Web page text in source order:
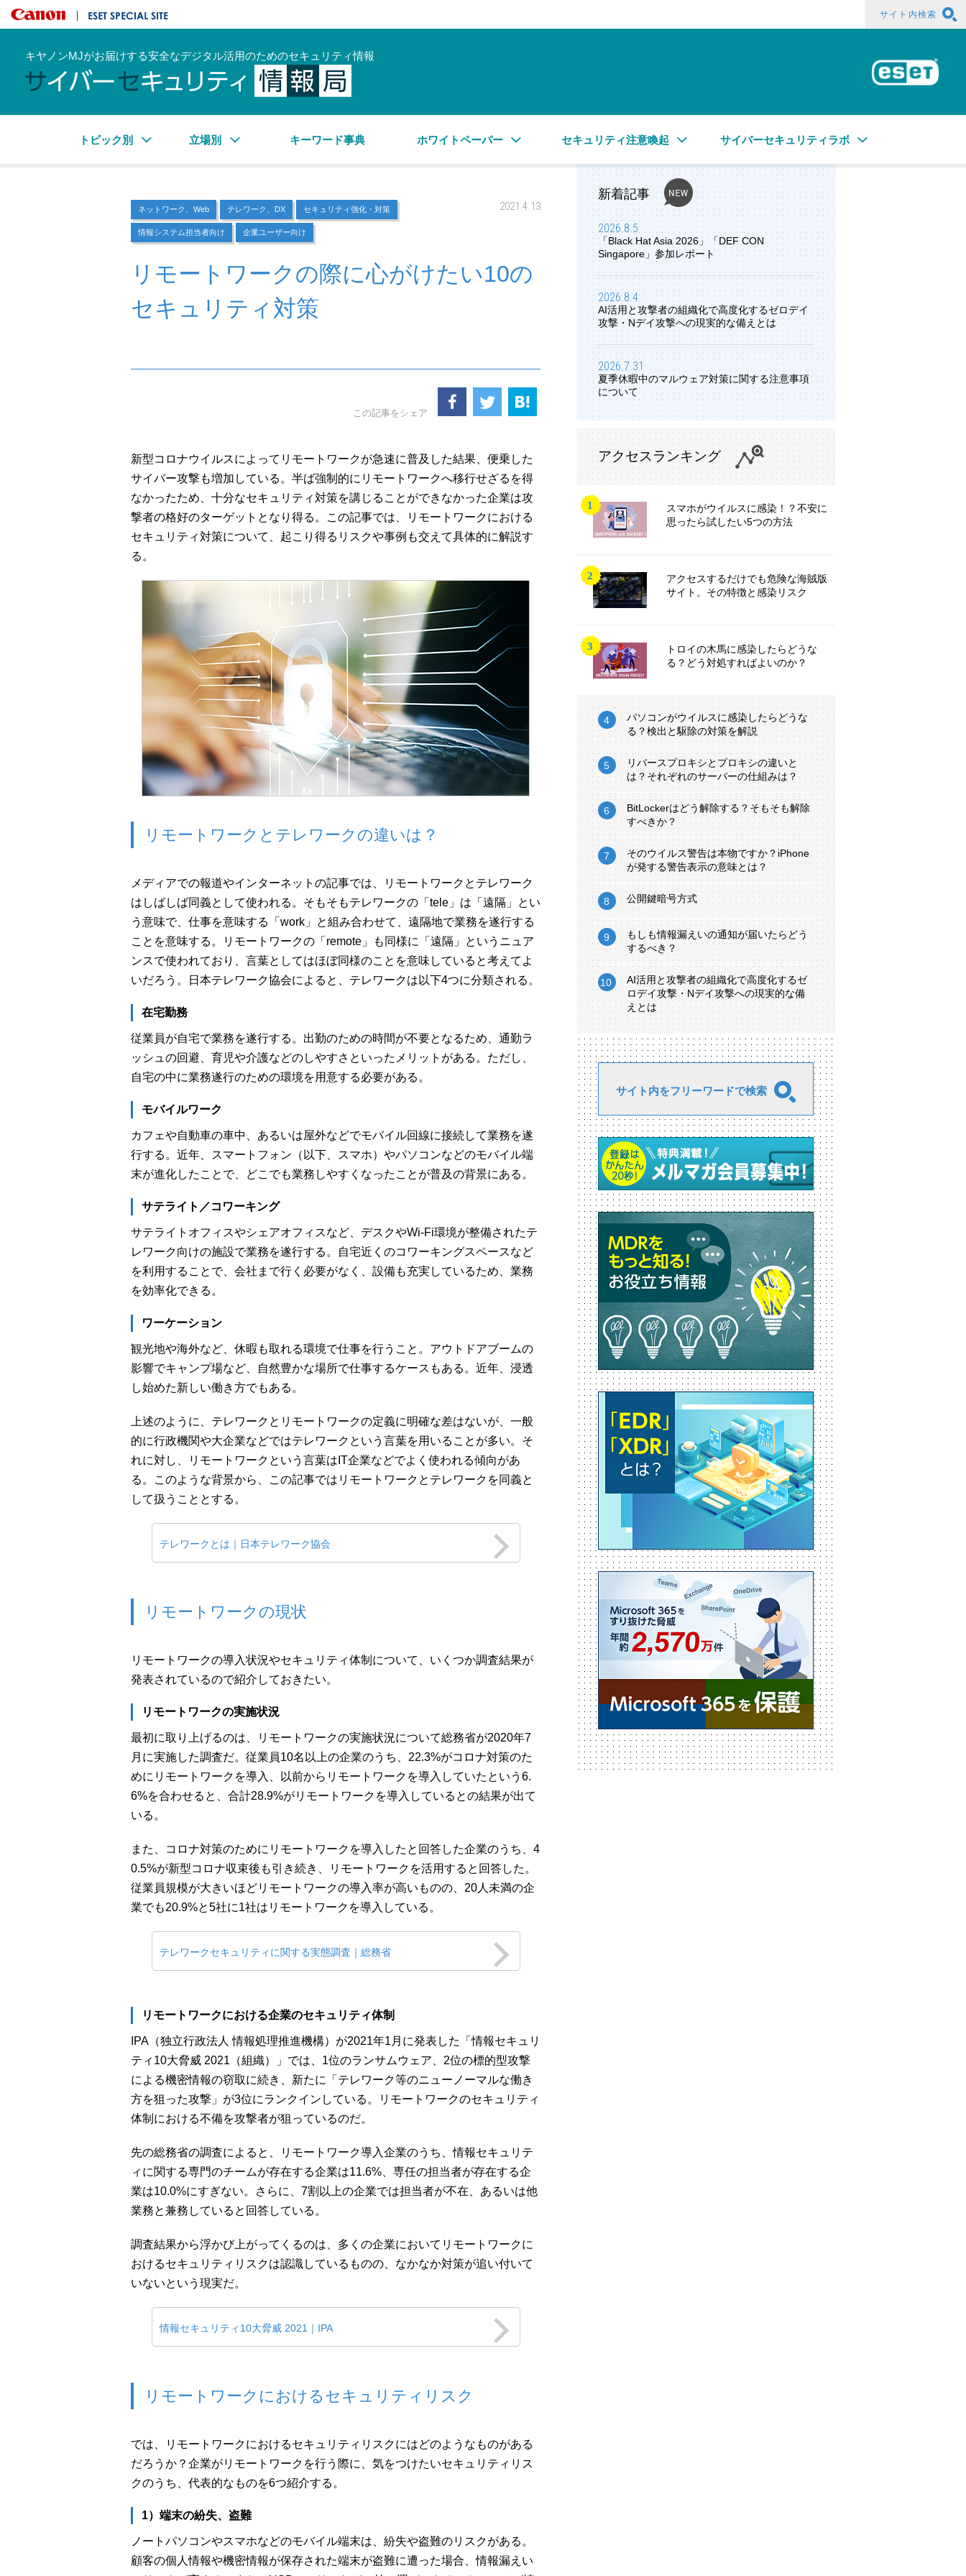
キヤノンマーケティングジャパン株式会社 サイト内検索
キヤノンMJがお届けする安全なデジタル活用のためのセキュリティ情報
トピック別 立場別 キーワード事典 ホワイトペーパー セキュリティ注意喚起 サイバーセキュリティラボ
ネットワーク、Web テレワーク、DX セキュリティ強化・対策
情報システム担当者向け 企業ユーザー向け
2021.4.13
リモートワークの際に心がけたい10の
セキュリティ対策
この記事をシェア
新型コロナウイルスによってリモートワークが急速に普及した結果、便乗した
サイバー攻撃も増加している。半ば強制的にリモートワークへ移行せざるを得
なかったため、十分なセキュリティ対策を講じることができなかった企業は攻
撃者の格好のターゲットとなり得る。この記事では、リモートワークにおける
セキュリティ対策について、起こり得るリスクや事例も交えて具体的に解説す
る。
リモートワークとテレワークの違いは？
メディアでの報道やインターネットの記事では、リモートワークとテレワーク
はしばしば同義として使われる。そもそもテレワークの「tele」は「遠隔」とい
う意味で、仕事を意味する「work」と組み合わせて、遠隔地で業務を遂行する
ことを意味する。リモートワークの「remote」も同様に「遠隔」というニュア
ンスで使われており、言葉としてはほぼ同様のことを意味していると考えてよ
いだろう。日本テレワーク協会によると、テレワークは以下4つに分類される。
在宅勤務
従業員が自宅で業務を遂行する。出勤のための時間が不要となるため、通勤ラ
ッシュの回避、育児や介護などのしやすさといったメリットがある。ただし、
自宅の中に業務遂行のための環境を用意する必要がある。
モバイルワーク
カフェや自動車の車中、あるいは屋外などでモバイル回線に接続して業務を遂
行する。近年、スマートフォン（以下、スマホ）やパソコンなどのモバイル端
末が進化したことで、どこでも業務しやすくなったことが普及の背景にある。
サテライト／コワーキング
サテライトオフィスやシェアオフィスなど、デスクやWi-Fi環境が整備されたテ
レワーク向けの施設で業務を遂行する。自宅近くのコワーキングスペースなど
を利用することで、会社まで行く必要がなく、設備も充実しているため、業務
を効率化できる。
ワーケーション
観光地や海外など、休暇も取れる環境で仕事を行うこと。アウトドアブームの
影響でキャンプ場など、自然豊かな場所で仕事するケースもある。近年、浸透
し始めた新しい働き方でもある。
上述のように、テレワークとリモートワークの定義に明確な差はないが、一般
的に行政機関や大企業などではテレワークという言葉を用いることが多い。そ
れに対し、リモートワークという言葉はIT企業などでよく使われる傾向があ
る。このような背景から、この記事ではリモートワークとテレワークを同義と
して扱うこととする。
テレワークとは｜日本テレワーク協会
リモートワークの現状
リモートワークの導入状況やセキュリティ体制について、いくつか調査結果が
発表されているので紹介しておきたい。
リモートワークの実施状況
最初に取り上げるのは、リモートワークの実施状況について総務省が2020年7
月に実施した調査だ。従業員10名以上の企業のうち、22.3%がコロナ対策のた
めにリモートワークを導入、以前からリモートワークを導入していたという6.
6%を合わせると、合計28.9%がリモートワークを導入しているとの結果が出て
いる。
また、コロナ対策のためにリモートワークを導入したと回答した企業のうち、4
0.5%が新型コロナ収束後も引き続き、リモートワークを活用すると回答した。
従業員規模が大きいほどリモートワークの導入率が高いものの、20人未満の企
業でも20.9%と5社に1社はリモートワークを導入している。
テレワークセキュリティに関する実態調査｜総務省
リモートワークにおける企業のセキュリティ体制
IPA（独立行政法人 情報処理推進機構）が2021年1月に発表した「情報セキュリ
ティ10大脅威 2021（組織）」では、1位のランサムウェア、2位の標的型攻撃
による機密情報の窃取に続き、新たに「テレワーク等のニューノーマルな働き
方を狙った攻撃」が3位にランクインしている。リモートワークのセキュリティ
体制における不備を攻撃者が狙っているのだ。
先の総務省の調査によると、リモートワーク導入企業のうち、情報セキュリテ
ィに関する専門のチームが存在する企業は11.6%、専任の担当者が存在する企
業は10.0%にすぎない。さらに、7割以上の企業では担当者が不在、あるいは他
業務と兼務していると回答している。
調査結果から浮かび上がってくるのは、多くの企業においてリモートワークに
おけるセキュリティリスクは認識しているものの、なかなか対策が追い付いて
いないという現実だ。
情報セキュリティ10大脅威 2021｜IPA
リモートワークにおけるセキュリティリスク
では、リモートワークにおけるセキュリティリスクにはどのようなものがある
だろうか？企業がリモートワークを行う際に、気をつけたいセキュリティリス
クのうち、代表的なものを6つ紹介する。
1）端末の紛失、盗難
ノートパソコンやスマホなどのモバイル端末は、紛失や盗難のリスクがある。
顧客の個人情報や機密情報が保存された端末が盗難に遭った場合、情報漏えい
新着記事
2026.8.5
「Black Hat Asia 2026」「DEF CON
Singapore」参加レポート
2026.8.4
AI活用と攻撃者の組織化で高度化するゼロデイ
攻撃・Nデイ攻撃への現実的な備えとは
2026.7.31
夏季休暇中のマルウェア対策に関する注意事項
について
アクセスランキング
スマホがウイルスに感染！？不安に
思ったら試したい5つの方法
アクセスするだけでも危険な海賊版
サイト。その特徴と感染リスク
トロイの木馬に感染したらどうな
る？どう対処すればよいのか？
パソコンがウイルスに感染したらどうな
る？検出と駆除の対策を解説
リバースプロキシとプロキシの違いと
は？それぞれのサーバーの仕組みは？
BitLockerはどう解除する？そもそも解除
すべきか？
そのウイルス警告は本物ですか？iPhone
が発する警告表示の意味とは？
公開鍵暗号方式
もしも情報漏えいの通知が届いたらどう
するべき？
AI活用と攻撃者の組織化で高度化するゼ
ロデイ攻撃・Nデイ攻撃への現実的な備
えとは
サイト内をフリーワードで検索